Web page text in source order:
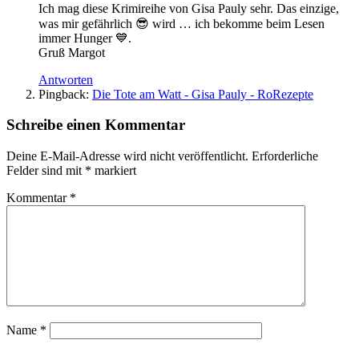
Ich mag diese Krimireihe von Gisa Pauly sehr. Das einzige,
was mir gefährlich 😎 wird … ich bekomme beim Lesen
immer Hunger 💙.
Gruß Margot
Antworten
Pingback: Die Tote am Watt - Gisa Pauly - RoRezepte
Schreibe einen Kommentar
Deine E-Mail-Adresse wird nicht veröffentlicht. Erforderliche
Felder sind mit * markiert
Kommentar *
Name *